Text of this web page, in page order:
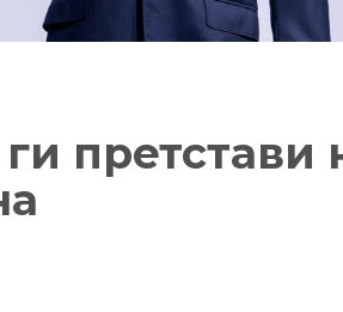
претстави